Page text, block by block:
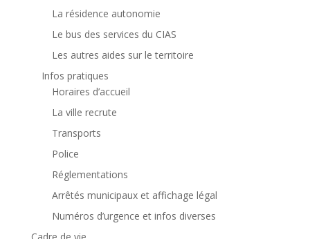
La résidence autonomie
Le bus des services du CIAS
Les autres aides sur le territoire
Infos pratiques
Horaires d’accueil
La ville recrute
Transports
Police
Réglementations
Arrêtés municipaux et affichage légal
Numéros d’urgence et infos diverses